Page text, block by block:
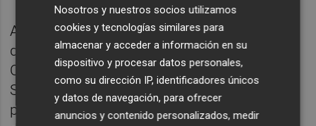
Asimismo, los agentes desarrollaron
diecisiete actuaciones vinculadas a la Ley
Orgánica 4/2015 de Protección de la
Seguridad Ciudadana, que comprende la
protección de la seguridad y la conservación
Nosotros y nuestros socios utilizamos
cookies y tecnologías similares para
almacenar y acceder a información en su
dispositivo y procesar datos personales,
como su dirección IP, identificadores únicos
y datos de navegación, para ofrecer
anuncios y contenido personalizados, medir